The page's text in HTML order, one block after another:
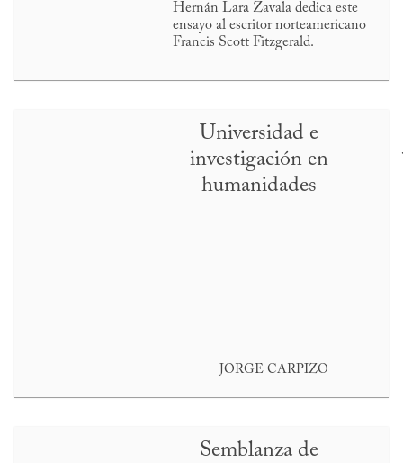
Hernán Lara Zavala dedica este
ensayo al escritor norteamericano
Francis Scott Fitzgerald.
Universidad e
investigación en
humanidades
JORGE CARPIZO
Semblanza de